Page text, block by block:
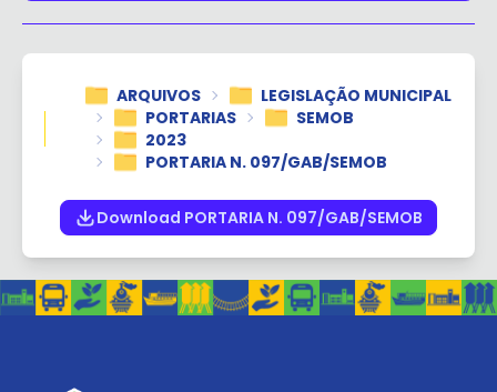
ARQUIVOS
LEGISLAÇÃO MUNICIPAL
PORTARIAS
SEMOB
2023
PORTARIA N. 097/GAB/SEMOB
Download PORTARIA N. 097/GAB/SEMOB